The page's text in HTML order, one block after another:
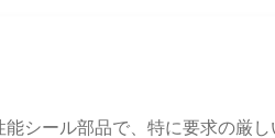
シール部品で、特に要求の厳し